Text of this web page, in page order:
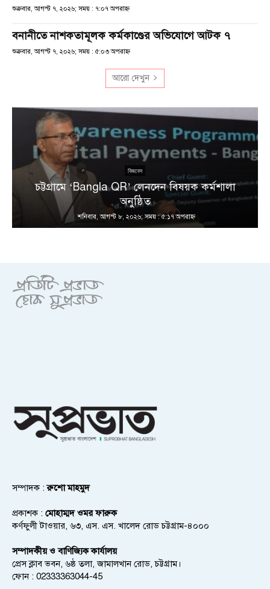
শুক্রবার, আগস্ট ৭, ২০২৬; সময় : ৭:০৭ অপরাহ্ণ
বনানীতে নাশকতামূলক কর্মকাণ্ডের অভিযোগে আটক ৭
শুক্রবার, আগস্ট ৭, ২০২৬; সময় : ৫:০৩ অপরাহ্ণ
আরো দেখুন
বিজনেস
চট্টগ্রামে ‘Bangla QR’ লেনদেন বিষয়ক কর্মশালা
অনুষ্ঠিত
শনিবার, আগস্ট ৮, ২০২৬; সময় : ৫:১৭ অপরাহ্ণ
সম্পাদক :রুশো মাহমুদ
প্রকাশক : মোহাম্মদ ওমর ফারুক
কর্ণফুলী টাওয়ার, ৬৩, এস. এস. খালেদ রোড চট্টগ্রাম-৪০০০
সম্পাদকীয় ও বাণিজ্যিক কার্যালয়
প্রেস ক্লাব ভবন, ৬ষ্ঠ তলা, জামালখান রোড, চট্টগ্রাম।
ফোন : 02333363044-45